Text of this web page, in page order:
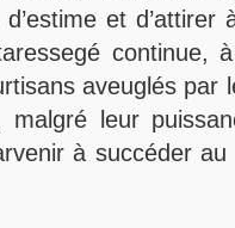
et
continue,
aveuglés par
malgré leur
à succéder